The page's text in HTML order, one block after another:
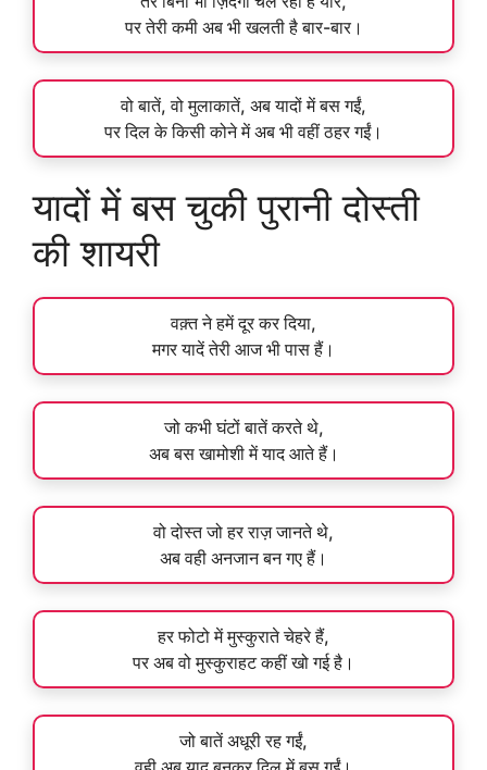
पर तेरी कमी अब भी खलती है बार-बार।
वो बातें, वो मुलाकातें, अब यादों में बस गईं,
पर दिल के किसी कोने में अब भी वहीं ठहर गईं।
यादों में बस चुकी पुरानी दोस्ती
की शायरी
वक़्त ने हमें दूर कर दिया,
मगर यादें तेरी आज भी पास हैं।
जो कभी घंटों बातें करते थे,
अब बस खामोशी में याद आते हैं।
वो दोस्त जो हर राज़ जानते थे,
अब वही अनजान बन गए हैं।
हर फोटो में मुस्कुराते चेहरे हैं,
पर अब वो मुस्कुराहट कहीं खो गई है।
जो बातें अधूरी रह गईं,